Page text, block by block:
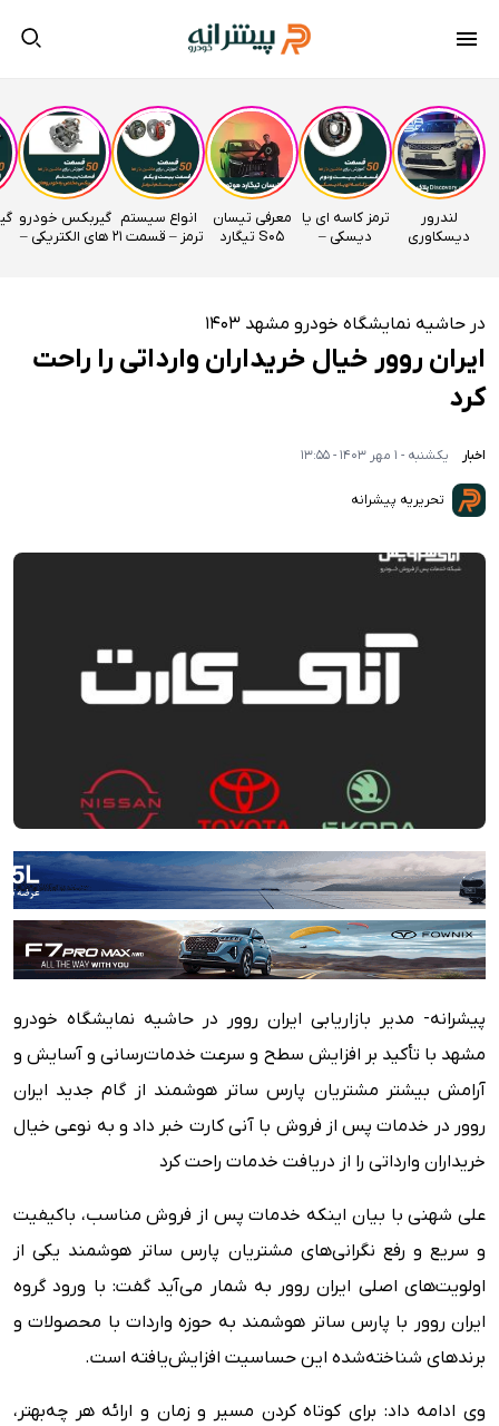
لندرور
دیسکاوری
ترمز کاسه ای یا
دیسکی –
معرفی تیسان
S05 تیگارد
انواع سیستم
ترمز – قسمت 21
گیربکس خودرو
های الکتریکی –
در حاشیه نمایشگاه خودرو مشهد 1403
ایران روور خیال خریداران وارداتی را راحت
کرد
اخبار یکشنبه - 1 مهر 1403 - 13:55
تحریریه پیشرانه
پیشرانه- مدیر بازاریابی ایران روور در حاشیه نمایشگاه خودرو
مشهد با تأکید بر افزایش سطح و سرعت خدمات‌رسانی و آسایش و
آرامش بیشتر مشتریان پارس ساتر هوشمند از گام جدید ایران
روور در خدمات پس از فروش با آنی کارت خبر داد و به نوعی خیال
خریداران وارداتی را از دریافت خدمات راحت کرد
علی شهنی با بیان اینکه خدمات پس از فروش مناسب، باکیفیت
و سریع و رفع نگرانی‌های مشتریان پارس ساتر هوشمند یکی از
اولویت‌های اصلی ایران روور به شمار می‌آید گفت: با ورود گروه
ایران روور با پارس ساتر هوشمند به حوزه واردات با محصولات و
برندهای شناخته‌شده این حساسیت افزایش‌یافته است.
وی ادامه داد: برای کوتاه کردن مسیر و زمان و ارائه هر چه‌بهتر،